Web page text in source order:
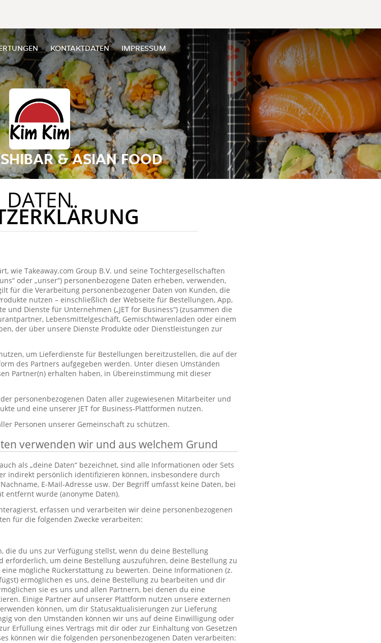
KONTAKTDATEN IMPRESSUM
& ASIAN FOOD
DATEN
wie Takeaway.com Group B.V. und seine Tochtergesellschaften
oder „unser“) personenbezogene Daten erheben, verwenden,
für die Verarbeitung personenbezogener Daten von Kunden, die
nutzen – einschließlich der Webseite für Bestellungen, App,
und Dienste für Unternehmen („JET for Business“) (zusammen die
Lebensmittelgeschäft, Gemischtwarenladen oder einem
der über unsere Dienste Produkte oder Dienstleistungen zur
um Lieferdienste für Bestellungen bereitzustellen, die auf der
des Partners aufgegeben werden. Unter diesen Umständen
Partner(n) erhalten haben, in Übereinstimmung mit dieser
personenbezogenen Daten aller zugewiesenen Mitarbeiter und
und eine unserer JET for Business-Plattformen nutzen.
Personen unserer Gemeinschaft zu schützen.
verwenden wir und aus welchem Grund
als „deine Daten“ bezeichnet, sind alle Informationen oder Sets
indirekt persönlich identifizieren können, insbesondere durch
E-Mail-Adresse usw. Der Begriff umfasst keine Daten, bei
entfernt wurde (anonyme Daten).
erfassen und verarbeiten wir deine personenbezogenen
für die folgenden Zwecke verarbeiten:
die du uns zur Verfügung stellst, wenn du deine Bestellung
erforderlich, um deine Bestellung auszuführen, deine Bestellung zu
mögliche Rückerstattung zu bewerten. Deine Informationen (z.
ermöglichen es uns, deine Bestellung zu bearbeiten und dir
sie es uns und allen Partnern, bei denen du eine
Einige Partner auf unserer Plattform nutzen unsere externen
können, um dir Statusaktualisierungen zur Lieferung
von den Umständen können wir uns auf deine Einwilligung oder
Erfüllung eines Vertrags mit dir oder zur Einhaltung von Gesetzen
können wir die folgenden personenbezogenen Daten verarbeiten: